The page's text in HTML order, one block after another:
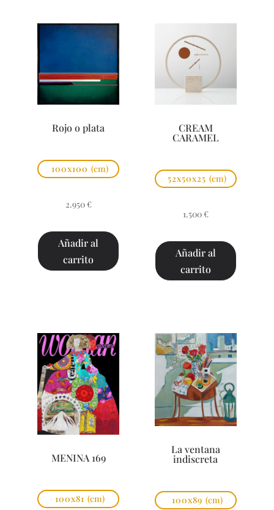
Rojo o plata
100x100 (cm)
2.950 €
Añadir al
carrito
CREAM
CARAMEL
52x50x25 (cm)
1.500 €
Añadir al
carrito
MENINA 169
100x81 (cm)
La ventana
indiscreta
100x89 (cm)